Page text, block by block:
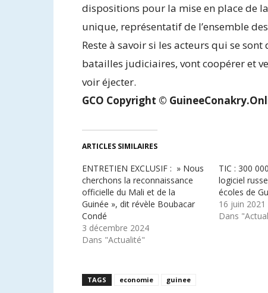
dispositions pour la mise en place de
unique, représentatif de l’ensemble
Reste à savoir si les acteurs qui se
batailles judiciaires, vont coopérer et
voir éjecter.
GCO Copyright ©
ARTICLES SIMILAIRES
ENTRETIEN EXCLUSIF : » Nous
cherchons la reconnaissance
officielle du Mali et de la
Guinée », dit révèle Boubacar
Condé
3 décembre 2024
Dans "Actualité"
TIC : 300
logiciel
écoles de
16 juin 2021
Dans
TAGS economie guinee